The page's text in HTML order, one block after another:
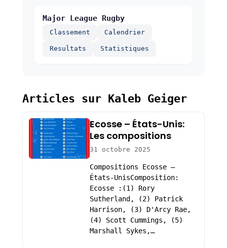
Major League Rugby
Classement Calendrier
Resultats Statistiques
Articles sur Kaleb Geiger
Ecosse – États-Unis:
Les compositions
31 octobre 2025
Compositions Ecosse –
États-UnisComposition:
Ecosse :(1) Rory
Sutherland, (2) Patrick
Harrison, (3) D'Arcy Rae,
(4) Scott Cummings, (5)
Marshall Sykes,…